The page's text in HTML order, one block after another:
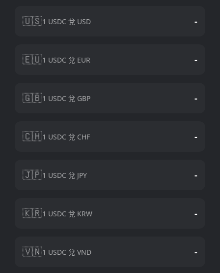
🇺🇸1 USDC 兌 USD -
🇪🇺1 USDC 兌 EUR -
🇬🇧1 USDC 兌 GBP -
🇨🇭1 USDC 兌 CHF -
🇯🇵1 USDC 兌 JPY -
🇰🇷1 USDC 兌 KRW -
🇻🇳1 USDC 兌 VND -